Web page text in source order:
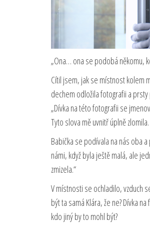
„Ona… ona se podobá někomu,
Cítil jsem, jak se místnost kolem
dechem odložila fotografii a
„Dívka na této fotografii se
Tyto slova mě uvnitř úplně zlomila.
Babička se podívala na nás oba
námi, když byla ještě malá, ale
zmizela.“
V místnosti se ochladilo, vzduch
být ta samá Klára, že ne? Dívka
kdo jiný by to mohl být?